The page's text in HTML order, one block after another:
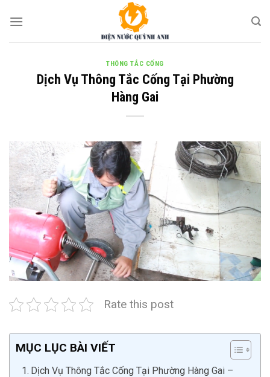
THÔNG TẮC CỐNG
Dịch Vụ Thông Tắc Cống Tại Phường
Hàng Gai
Rate this post
MỤC LỤC BÀI VIẾT
Dịch Vụ Thông Tắc Cống Tại Phường Hàng Gai –